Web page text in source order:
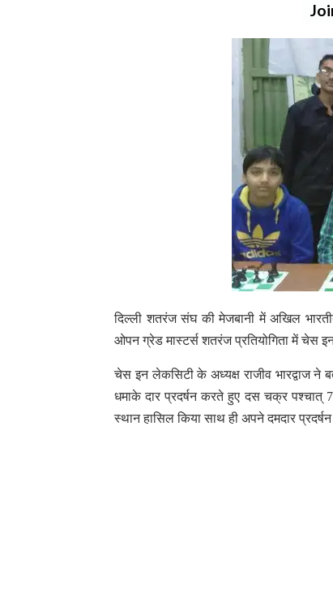
दिल्ली शतरंज संघ की मेजबानी में अखिल
ओपन ग्रेड मास्टर्स शतरंज प्रतियोगिता में चेस
चेस इन लेकसिटी के अध्यक्ष राजीव भारद्वाज
धमाके दार प्रदर्षन करते हुए दस चक्र पश्चात्
स्थान हासिल किया साथ ही अपने दमदार